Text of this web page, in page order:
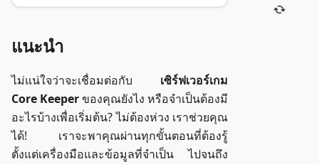
แนะนำ
ไม่แน่ใจว่าจะเชื่อมต่อกับ เซิร์ฟเวอร์เกม
Core Keeperของคุณยังไง หรือจำเป็นต้องมี
อะไรบ้างเพื่อเริ่มต้น? ไม่ต้องห่วง เราช่วยคุณ
ได้! เราจะพาคุณผ่านทุกขั้นตอนที่ต้องรู้
ตั้งแต่เครื่องมือและข้อมูลที่จำเป็น ไปจนถึง